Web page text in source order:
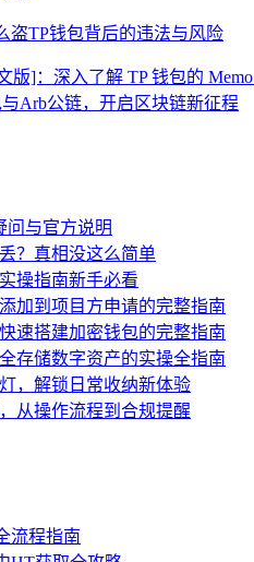
盗TP钱包背后的违法与风险
版]：深入了解 TP 钱包的
Arb公链，开启区块链新征程
问与官方说明
？真相没这么简单
操指南新手必看
加到项目方申请的完整指南
速搭建加密钱包的完整指南
存储数字资产的实操全指南
，解锁日常收纳新体验
从操作流程到合规提醒
流程指南